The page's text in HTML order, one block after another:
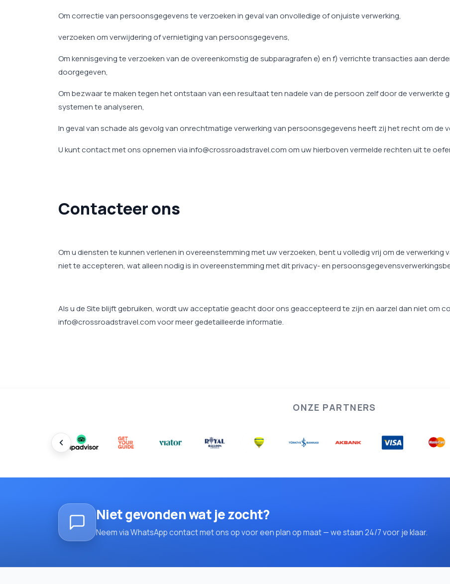
Om correctie van persoonsgegevens te verzoeken in geval van onvolledige of onjuiste verwerking,
verzoeken om verwijdering of vernietiging van persoonsgegevens,
Om kennisgeving te verzoeken van de overeenkomstig de subparagrafen e) en f) verrichte transacties aan
doorgegeven,
Om bezwaar te maken tegen het ontstaan van een resultaat ten nadele van de persoon zelf door de verwerkte
systemen te analyseren,
In geval van schade als gevolg van onrechtmatige verwerking van persoonsgegevens heeft zij het recht om de
U kunt contact met ons opnemen via info@crossroadstravel.com om uw hierboven vermelde rechten uit te
Contacteer ons
Om u diensten te kunnen verlenen in overeenstemming met uw verzoeken, bent u volledig vrij om de
niet te accepteren, wat alleen nodig is in overeenstemming met dit privacy- en
Als u de Site blijft gebruiken, wordt uw acceptatie geacht door ons geaccepteerd te zijn en aarzel dan niet om
info@crossroadstravel.com voor meer gedetailleerde informatie.
ONZE PARTNERS
Niet gevonden wat je zocht?
Neem via WhatsApp contact met ons op voor een plan op maat — we staan 24/7 voor je klaar.